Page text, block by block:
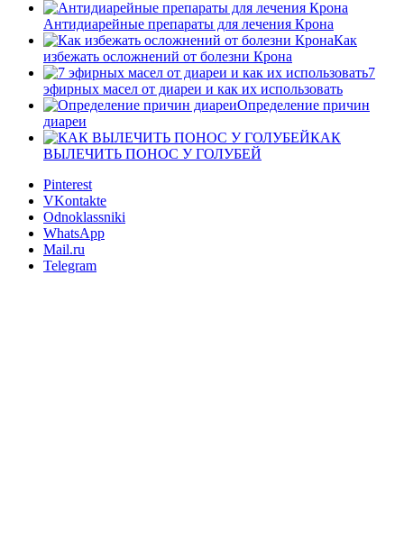
Антидиарейные препараты для лечения Крона
Как
избежать осложнений от болезни Крона
7
эфирных масел от диареи и как их использовать
Определение причин
диареи
КАК
ВЫЛЕЧИТЬ ПОНОС У ГОЛУБЕЙ
Pinterest
VKontakte
Odnoklassniki
WhatsApp
Mail.ru
Telegram